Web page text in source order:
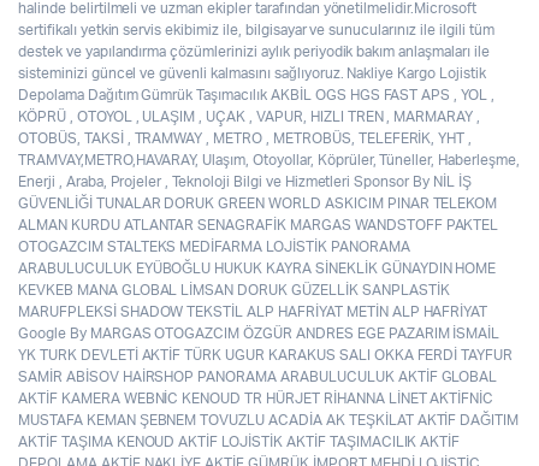
halinde belirtilmeli ve uzman ekipler tarafından yönetilmelidir.Microsoft
sertifikalı yetkin servis ekibimiz ile, bilgisayar ve sunucularınız ile ilgili tüm
destek ve yapılandırma çözümlerinizi aylık periyodik bakım anlaşmaları ile
sisteminizi güncel ve güvenli kalmasını sağlıyoruz. Nakliye Kargo Lojistik
Depolama Dağıtım Gümrük Taşımacılık AKBİL OGS HGS FAST APS , YOL ,
KÖPRÜ , OTOYOL , ULAŞIM , UÇAK , VAPUR, HIZLI TREN , MARMARAY ,
OTOBÜS, TAKSİ , TRAMWAY , METRO , METROBÜS, TELEFERİK, YHT ,
TRAMVAY,METRO,HAVARAY, Ulaşım, Otoyollar, Köprüler, Tüneller, Haberleşme,
Enerji , Araba, Projeler , Teknoloji Bilgi ve Hizmetleri Sponsor By NİL İŞ
GÜVENLİĞİ TUNALAR DORUK GREEN WORLD ASKICIM PINAR TELEKOM
ALMAN KURDU ATLANTAR SENAGRAFİK MARGAS WANDSTOFF PAKTEL
OTOGAZCIM STALTEKS MEDİFARMA LOJİSTİK PANORAMA
ARABULUCULUK EYÜBOĞLU HUKUK KAYRA SİNEKLİK GÜNAYDIN HOME
KEVKEB MANA GLOBAL LİMSAN DORUK GÜZELLİK SANPLASTİK
MARUFPLEKSİ SHADOW TEKSTİL ALP HAFRİYAT METİN ALP HAFRİYAT
Google By MARGAS OTOGAZCIM ÖZGÜR ANDRES EGE PAZARIM İSMAİL
YK TURK DEVLETİ AKTİF TÜRK UGUR KARAKUS SALI OKKA FERDİ TAYFUR
SAMİR ABİSOV HAİRSHOP PANORAMA ARABULUCULUK AKTİF GLOBAL
AKTİF KAMERA WEBNİC KENOUD TR HÜRJET RİHANNA LİNET AKTİFNİC
MUSTAFA KEMAN ŞEBNEM TOVUZLU ACADİA AK TEŞKİLAT AKTİF DAĞITIM
AKTİF TAŞIMA KENOUD AKTİF LOJİSTİK AKTİF TAŞIMACILIK AKTİF